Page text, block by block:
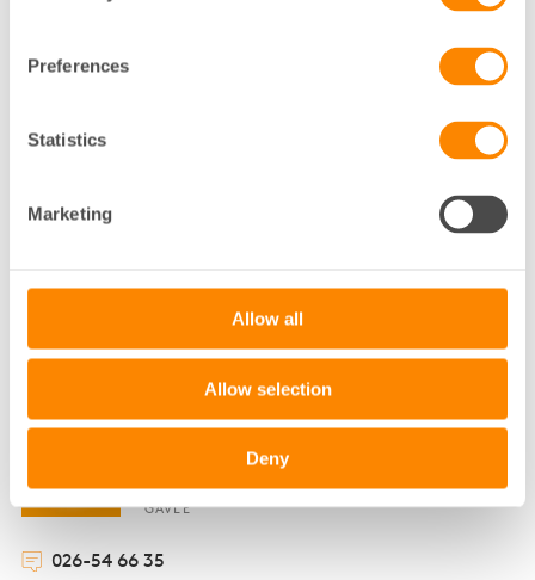
Preferences
Statistics
Marketing
Allow all
Allow selection
Deny
Klicka för att visa e-post
ANNA-KARIN ELFVERSON
ANNA-LENA MALM LARSSON
HYRESADMINISTRATÖR
GÄVLE
026-54 66 35